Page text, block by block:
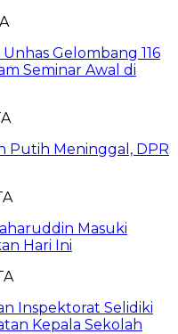
Gelombang 116
Seminar Awal di
Putih Meninggal, DPR
Masuki
Hari Ini
Inspektorat Selidiki
Kepala Sekolah